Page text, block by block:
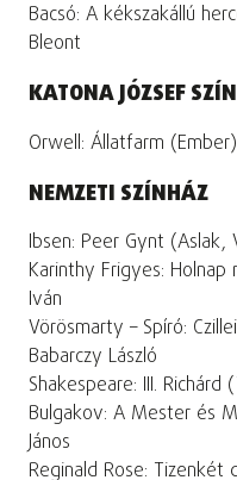
Bacsó: A kékszakállú
Bleont
KATONA JÓZSEF
Orwell: Állatfarm
NEMZETI SZÍNHÁZ
Ibsen: Peer Gynt (Aslak,
Karinthy Frigyes:
Iván
Vörösmarty – Spíró:
Babarczy László
Shakespeare: III.
Bulgakov: A Mester és
János
Reginald Rose: